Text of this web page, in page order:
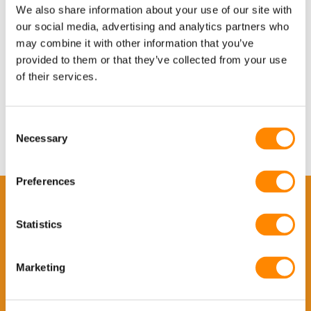
We also share information about your use of our site with
our social media, advertising and analytics partners who
may combine it with other information that you’ve
provided to them or that they’ve collected from your use
of their services.
Selection
Necessary
Preferences
Statistics
Marketing
Зверніться до одного з наших консультантів
потреб у сталевих сараях для самостійного монтажу.